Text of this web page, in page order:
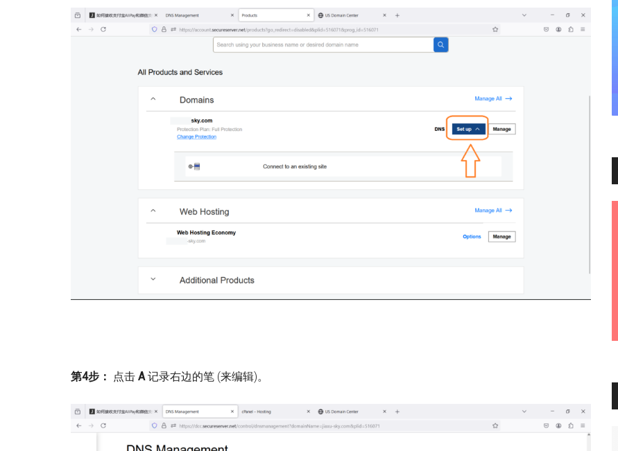
第4步： 点击 A 记录右边的笔 (来编辑)。